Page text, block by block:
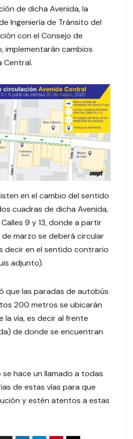
de dicha Avenida, la
Ingeniería de Tránsito del
con el Consejo de
implementarán cambios
Central.
en el cambio del sentido
cuadras de dicha Avenida,
9 y 13, donde a partir
marzo se deberá circular
decir en el sentido contrario
adjunto).
que las paradas de autobús
200 metros se ubicarán
la vía, es decir al frente
de donde se encuentran
se hace un llamado a todas
de estas vías para que
y estén atentos a estas